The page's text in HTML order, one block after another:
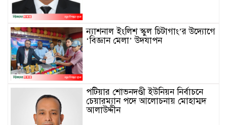
ন্যাশনাল ইংলিশ স্কুল চিটাগাং’র উদ্যোগে
‘বিজ্ঞান মেলা’ উদযাপন
পটিয়ার শোভনদণ্ডী ইউনিয়ন নির্বাচনে
চেয়ারম্যান পদে আলোচনায় মোহাম্মদ
আলাউদ্দীন